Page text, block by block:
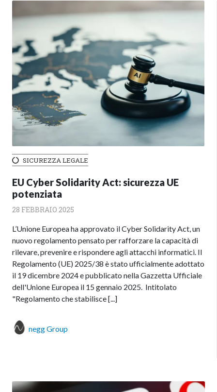
SICUREZZA LEGALE
EU Cyber Solidarity Act: sicurezza UE
potenziata
28 FEBBRAIO 2025
L’Unione Europea ha approvato il Cyber Solidarity Act, un
nuovo regolamento pensato per rafforzare la capacità di
rilevare, prevenire e rispondere agli attacchi informatici. Il
Regolamento (UE) 2025/38 è stato ufficialmente adottato
il 19 dicembre 2024 e pubblicato nella Gazzetta Ufficiale
dell'Unione Europea il 15 gennaio 2025. Intitolato
"Regolamento che stabilisce [...]
negg Group